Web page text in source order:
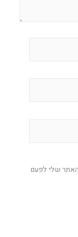
שלי לפעם